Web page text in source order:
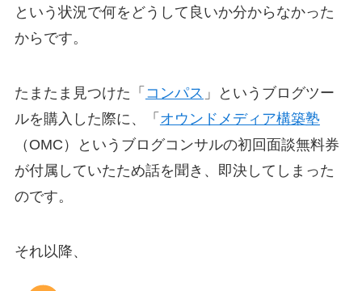
という状況で何をどうして良いか分からなかった
からです。
たまたま見つけた「 コンパス 」というブログツー
ルを購入した際に、「 オウンドメディア構築塾
（OMC）というブログコンサルの初回面談無料券
が付属していたため話を聞き、即決してしまった
のです。
それ以降、